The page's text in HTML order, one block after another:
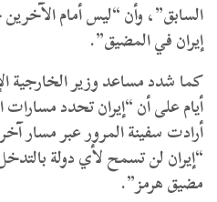
السابق”، وأن “ليس أمام الآخرين
إيران في المضيق”.
كما شدد مساعد وزير الخارجية
أيام على أن “إيران تحدد
أرادت سفينة المرور عبر مسار
“إيران لن تسمح لأي دولة
مضيق هرمز”.